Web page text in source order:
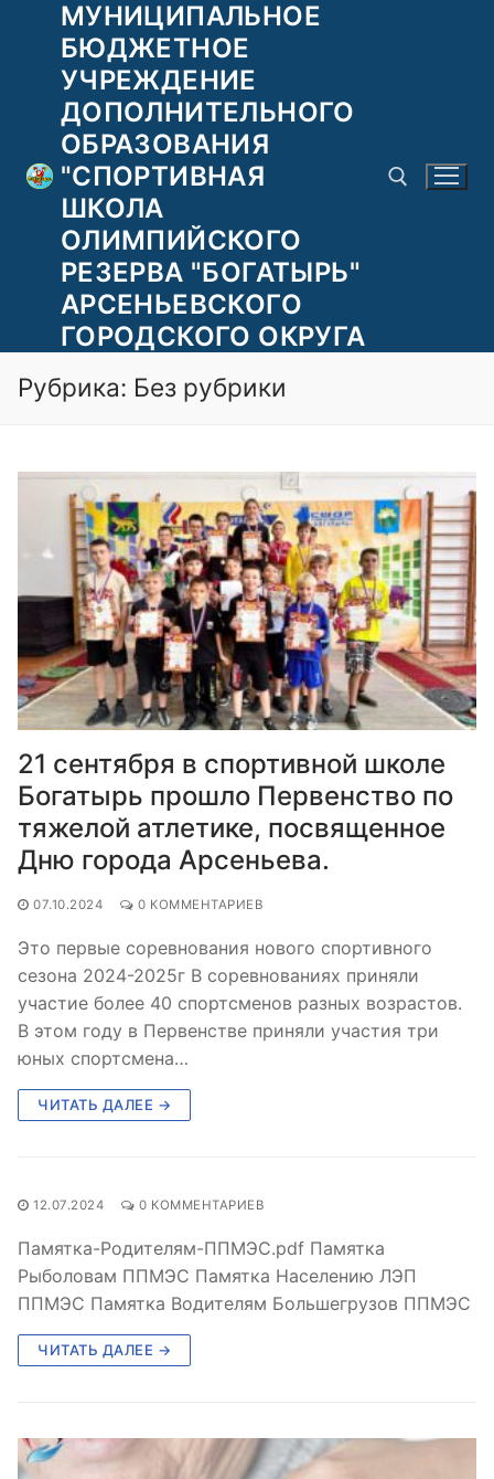
Перейти
содержимому
МУНИЦИПАЛЬНОЕ
БЮДЖЕТНОЕ
УЧРЕЖДЕНИЕ
ДОПОЛНИТЕЛЬНОГО
ОБРАЗОВАНИЯ
"СПОРТИВНАЯ
ШКОЛА
ОЛИМПИЙСКОГО
РЕЗЕРВА "БОГАТЫРЬ"
АРСЕНЬЕВСКОГО
ГОРОДСКОГО ОКРУГА
Найти:
Рубрика: Без рубрики
21 сентября в спортивной школе
Богатырь прошло Первенство по
тяжелой атлетике, посвященное
Дню города Арсеньева.
07.10.2024 0 КОММЕНТАРИЕВ
Это первые соревнования нового спортивного
сезона 2024-2025г В соревнованиях приняли
участие более 40 спортсменов разных возрастов.
‍В этом году в Первенстве приняли участия три
юных спортсмена…
ЧИТАТЬ ДАЛЕЕ →
12.07.2024 0 КОММЕНТАРИЕВ
Памятка-Родителям-ППМЭС.pdf Памятка
Рыболовам ППМЭС Памятка Населению ЛЭП
ППМЭС Памятка Водителям Большегрузов ППМЭС
ЧИТАТЬ ДАЛЕЕ →